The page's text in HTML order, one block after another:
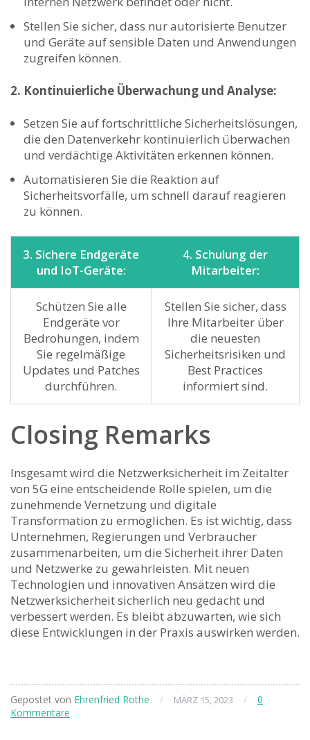
Stellen Sie sicher, dass nur autorisierte Benutzer
und Geräte auf sensible Daten und Anwendungen
zugreifen können.
2.⁢ Kontinuierliche⁣ Überwachung und⁢ Analyse:
Setzen Sie auf fortschrittliche Sicherheitslösungen,
die den​ Datenverkehr kontinuierlich überwachen
und​ verdächtige ⁣Aktivitäten erkennen ⁤können.
Automatisieren⁢ Sie die Reaktion​ auf
Sicherheitsvorfälle, um schnell darauf reagieren⁤
zu können.
3. Sichere Endgeräte
und IoT-Geräte:
4. Schulung der
Mitarbeiter:
Schützen Sie alle
Endgeräte vor
Bedrohungen, ‍indem
Sie regelmäßige
Updates und Patches
durchführen.
Stellen Sie sicher, ⁣dass⁢
Ihre Mitarbeiter über
die ​neuesten
⁢Sicherheitsrisiken und
Best ​Practices
informiert sind.
Closing Remarks
Insgesamt wird die Netzwerksicherheit im Zeitalter
von 5G eine entscheidende Rolle⁢ spielen, ⁣um die
zunehmende‍ Vernetzung und digitale
Transformation zu⁣ ermöglichen.⁣ Es⁢ ist wichtig, dass
Unternehmen, Regierungen und ⁣Verbraucher
zusammenarbeiten, um die ⁢Sicherheit ihrer⁤ Daten
und Netzwerke zu gewährleisten. Mit ⁤neuen⁢
Technologien und innovativen Ansätzen wird die
Netzwerksicherheit sicherlich neu gedacht und
verbessert werden. Es bleibt abzuwarten, ‍wie ‌sich
diese Entwicklungen⁣ in der ⁤Praxis auswirken werden.
Gepostet von Ehrenfried Rothe / MÄRZ 15, 2023 /
0
Kommentare